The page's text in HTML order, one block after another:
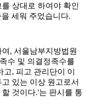
상대로 하여야 확인
세워 주었습니다.
, 서울남부지방법원
수 및 의결정족수를
, 피고 관리단이 이
있는 이상 원고로서
것이다.'는 판시를 통